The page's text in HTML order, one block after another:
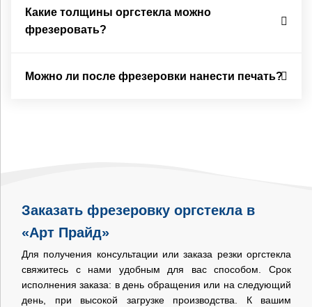
Какие толщины оргстекла можно
фрезеровать?
Можно ли после фрезеровки нанести печать?
Заказать фрезеровку оргстекла в
«Арт Прайд»
Для получения консультации или заказа резки оргстекла
свяжитесь с нами удобным для вас способом. Срок
исполнения заказа: в день обращения или на следующий
день, при высокой загрузке производства. К вашим